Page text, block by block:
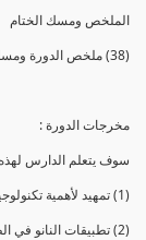
الملخص ومسك الختام
(38) ملخص الدورة ومسك الختام
مخرجات الدورة :
سوف يتعلم الدارس لهذه
(1) تمهيد لأهمية تكنولوجيا النانو فى حياتنا
(2) تطبيقات النانو في الطب والجراحة